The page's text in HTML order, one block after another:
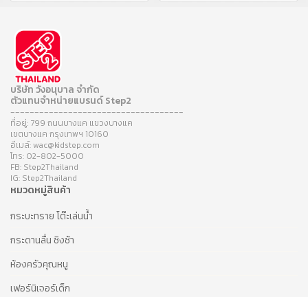
บริษัท วังอนุบาล จำกัด
ตัวแทนจำหน่ายแบรนด์ Step2
------------------------------------
ที่อยู่: 799 ถนนบางแค แขวงบางแค
เขตบางแค กรุงเทพฯ 10160
อีเมล์: wac@kidstep.com
โทร: 02-802-5000
FB: Step2Thailand
IG: Step2Thailand
หมวดหมู่สินค้า
กระบะทราย โต๊ะเล่นน้ำ
กระดานลื่น ชิงช้า
ห้องครัวคุณหนู
เฟอร์นิเจอร์เด็ก